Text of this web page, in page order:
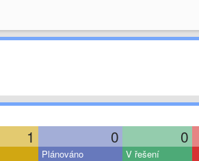
1 0 0
Plánováno V řešení